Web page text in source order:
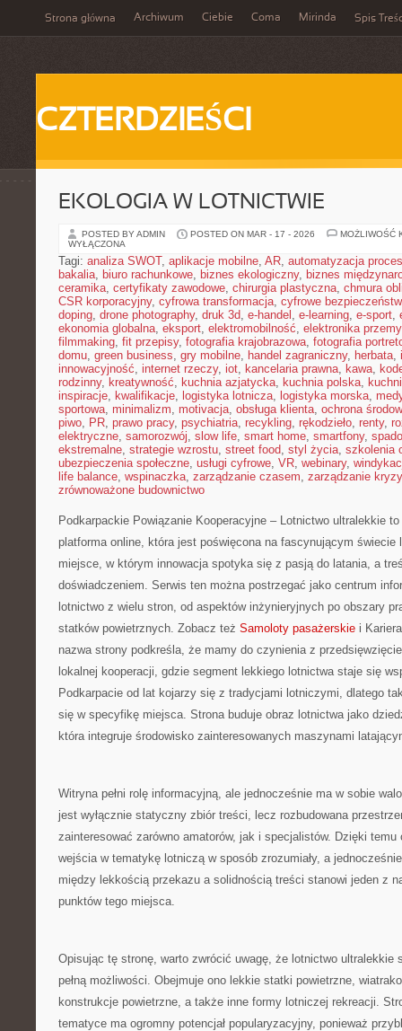
Strona główna Archiwum Ciebie Coma Mirinda Spis
CZTERDZIEŚCI
EKOLOGIA W LOTNICTWIE
POSTED BY ADMIN POSTED ON MAR - 17 - 2026
MOŻLIWOŚĆ
WYŁĄCZONA
Tagi: analiza SWOT, aplikacje mobilne, AR, automatyzacja
bakalia, biuro rachunkowe, biznes ekologiczny, biznes
ceramika, certyfikaty zawodowe, chirurgia plastyczna, chmura
CSR korporacyjny, cyfrowa transformacja, cyfrowe
doping, drone photography, druk 3d, e-handel , e-learning, e-sport,
ekonomia globalna, eksport, elektromobilność, elektronika
filmmaking, fit przepisy, fotografia krajobrazowa, fotografia
domu, green business, gry mobilne, handel zagraniczny, herbata,
innowacyjność, internet rzeczy, iot, kancelaria prawna, kawa,
rodzinny, kreatywność, kuchnia azjatycka, kuchnia polska,
inspiracje, kwalifikacje, logistyka lotnicza, logistyka morska,
sportowa, minimalizm, motivacja, obsługa klienta, ochrona
piwo, PR, prawo pracy, psychiatria, recykling, rękodzieło, renty,
elektryczne, samorozwój, slow life, smart home, smartfony,
ekstremalne, strategie wzrostu, street food, styl życia, szkolenia
ubezpieczenia społeczne, usługi cyfrowe, VR, webinary,
life balance, wspinaczka, zarządzanie czasem, zarządzanie
zrównoważone budownictwo
Podkarpackie Powiązanie Kooperacyjne – Lotnictwo ultralekkie
platforma online, która jest poświęcona na fascynującym świecie
miejsce, w którym innowacja spotyka się z pasją do latania, a
doświadczeniem. Serwis ten można postrzegać jako centrum
lotnictwo z wielu stron, od aspektów inżynieryjnych po obszary
statków powietrznych. Zobacz też Samoloty pasażerskie i
nazwa strony podkreśla, że mamy do czynienia z
lokalnej kooperacji, gdzie segment lekkiego lotnictwa staje się
Podkarpacie od lat kojarzy się z tradycjami lotniczymi, dlatego
się w specyfikę miejsca. Strona buduje obraz lotnictwa jako
która integruje środowisko zainteresowanych maszynami
Witryna pełni rolę informacyjną, ale jednocześnie ma w sobie
jest wyłącznie statyczny zbiór treści, lecz rozbudowana
zainteresować zarówno amatorów, jak i specjalistów. Dzięki
wejścia w tematykę lotniczą w sposób zrozumiały, a
między lekkością przekazu a solidnością treści stanowi jeden z
punktów tego miejsca.
Opisując tę stronę, warto zwrócić uwagę, że lotnictwo ultralekkie
pełną możliwości. Obejmuje ono lekkie statki powietrzne,
konstrukcje powietrzne, a także inne formy lotniczej rekreacji.
tematyce ma ogromny potencjał popularyzacyjny, ponieważ